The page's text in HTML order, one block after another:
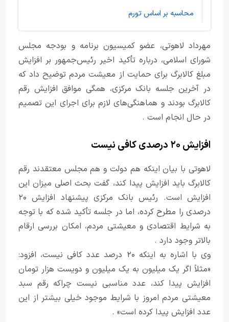
محاسبه بر اساس تورم
مهرداد لاهوتی، عضو کمیسیون برنامه و بودجه مجلس
شورای اسلامی، درباره تأکید اخیر رئیس‌جمهور بر افزایش
مبلغ کالابرگ برای حمایت از معیشت مردم توضیح داد که
در آخرین جلسه بانک مرکزی، همگی موافق افزایش رقم
کالابرگ بودند و هماهنگی‌های لازم برای اجرای این تصمیم
در حال انجام است .
افزایش ۲۰ درصدی کافی نیست
لاهوتی با بیان اینکه هم دولت و هم مجلس معتقدند رقم
کالابرگ باید افزایش پیدا کند، گفت بحث اصلی میزان این
افزایش است. رئیس بانک مرکزی پیشنهاد افزایش ۲۰
درصدی را مطرح کرده، اما در جلسه تأکید شده که با توجه
به شرایط اقتصادی و معیشتی مردم، امکان بررسی ارقام
بالاتر وجود دارد .
وی با اشاره به اینکه ۲۰ درصد عدد کافی نیست، افزود:
«مثلاً اگر یک میلیون به یک میلیون و دویست هزار تومان
افزایش پیدا کند، عدد مناسبی نیست چراکه رقم سبد
معیشتی مردم امروز با شرایط موجود خیلی بیشتر از این
عدد افزایش پیدا کرده است» .